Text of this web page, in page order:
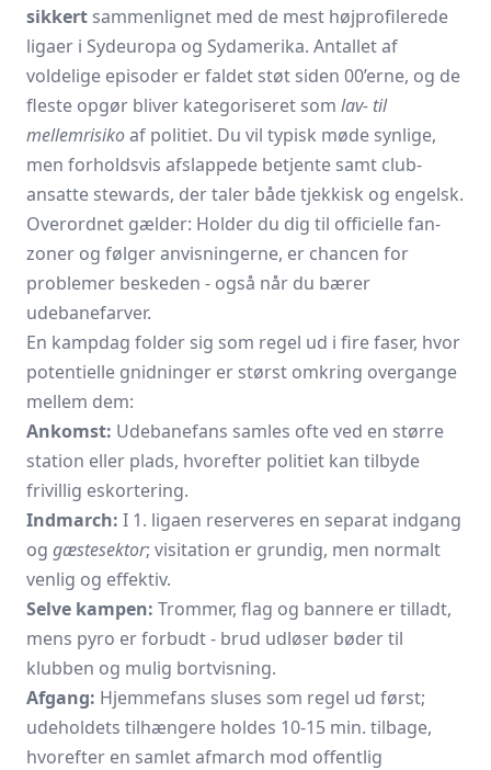
sikkert sammenlignet med de mest højprofilerede
ligaer i Sydeuropa og Sydamerika. Antallet af
voldelige episoder er faldet støt siden 00’erne, og de
fleste opgør bliver kategoriseret som lav- til
mellemrisikoaf politiet. Du vil typisk møde synlige,
men forholdsvis afslappede betjente samt club-
ansatte stewards, der taler både tjekkisk og engelsk.
Overordnet gælder: Holder du dig til officielle fan-
zoner og følger anvisningerne, er chancen for
problemer beskeden - også når du bærer
udebanefarver.
En kampdag folder sig som regel ud i fire faser, hvor
potentielle gnidninger er størst omkring overgange
mellem dem:
Ankomst: Udebanefans samles ofte ved en større
station eller plads, hvorefter politiet kan tilbyde
frivillig eskortering.
Indmarch: I 1. ligaen reserveres en separat indgang
og gæstesektor; visitation er grundig, men normalt
venlig og effektiv.
Selve kampen: Trommer, flag og bannere er tilladt,
mens pyro er forbudt - brud udløser bøder til
klubben og mulig bortvisning.
Afgang: Hjemmefans sluses som regel ud først;
udeholdets tilhængere holdes 10-15 min. tilbage,
hvorefter en samlet afmarch mod offentlig